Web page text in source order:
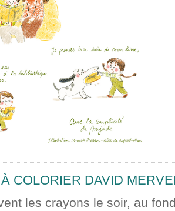
COLORIER DAVID
les crayons le soir, au